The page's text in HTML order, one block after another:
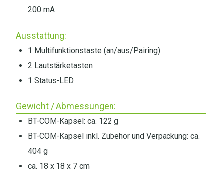
200 mA
Ausstattung:
1 Multifunktionstaste (an/aus/Pairing)
2 Lautstärketasten
1 Status-LED
Gewicht / Abmessungen:
BT-COM-Kapsel: ca. 122 g
BT-COM-Kapsel inkl. Zubehör und Verpackung: ca.
404 g
ca. 18 x 18 x 7 cm